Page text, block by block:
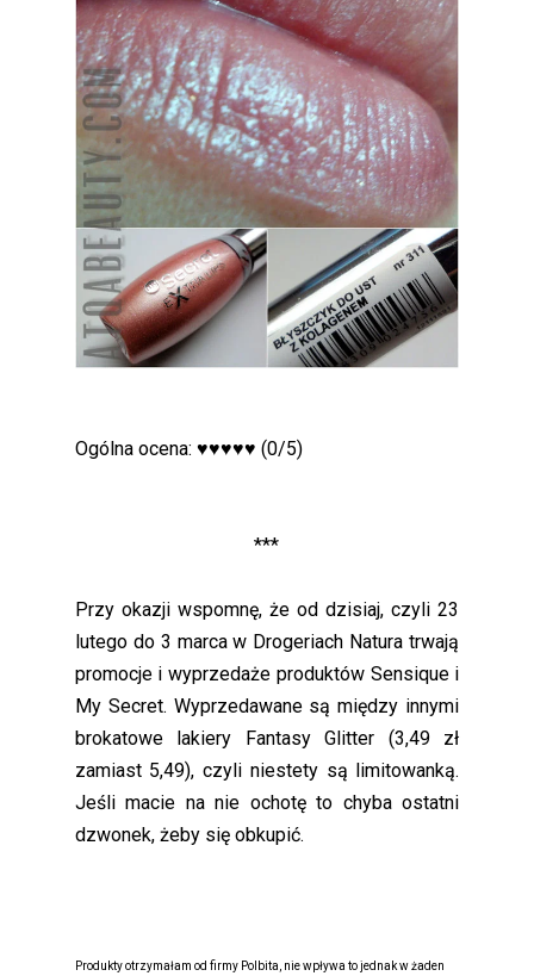
Ogólna ocena: ♥♥♥♥♥ (0/5)
***
Przy okazji wspomnę, że od dzisiaj, czyli 23
lutego do 3 marca w Drogeriach Natura trwają
promocje i wyprzedaże produktów Sensique i
My Secret. Wyprzedawane są między innymi
brokatowe lakiery Fantasy Glitter (3,49 zł
zamiast 5,49), czyli niestety są limitowanką.
Jeśli macie na nie ochotę to chyba ostatni
dzwonek, żeby się obkupić.
Produkty otrzymałam od firmy Polbita, nie wpływa to jednak w żaden